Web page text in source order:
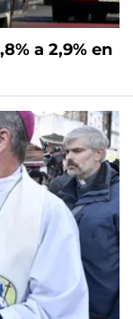
a 2,9% en